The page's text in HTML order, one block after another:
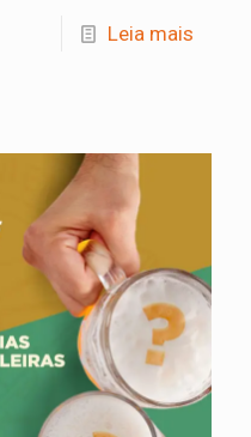
Leia mais